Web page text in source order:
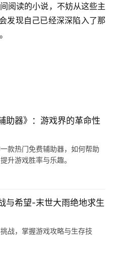
阅读的小说，不妨从这些主
发现自己已经深深陷入了那
助器》：游戏界的革命性
款热门免费辅助器，如何帮助
升游戏胜率与乐趣。
与希望-末世大雨绝地求生
战，掌握游戏攻略与生存技